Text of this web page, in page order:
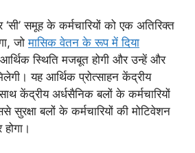
‘सी’ समूह के कर्मचारियों को एक अतिरिक्त
जोमासिक वेतन के रूप में दिया
स्थिति मजबूत होगी और उन्हें और
यह आर्थिक प्रोत्साहन केंद्रीय
केंद्रीय अर्धसैनिक बलों के कर्मचारियों
सुरक्षा बलों के कर्मचारियों की मोटिवेशन